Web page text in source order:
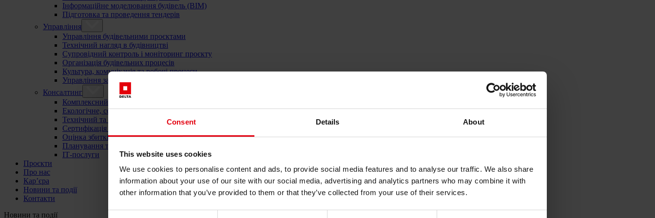
Consent Details About
This website uses cookies
We use cookies to personalise content and ads, to provide social media features and to analyse our traffic. We also share
information about your use of our site with our social media, advertising and analytics partners who may combine it with
other information that you’ve provided to them or that they’ve collected from your use of their services.
Інформаційне моделювання будівель (BIM)
Підготовка та проведення тендерів
Управління
Управління будівельними проєктами
Технічний нагляд в будівництві
Супровідний контроль і моніторинг проєкту
Організація будівельних процесів
Культура, комунікація та робочі процеси
Управління закупівлями та договорами
Консалтинг
Комплексний консалтинг
Екологічне, соціальне та корпоративне управління (ESG) та таксономія ЄС
Технічний та екологічний аудит
Сертифікація «зеленого будівництва»
Оцінка збитків та руйнувань
Планування та контроль витрат по проєкту
ІТ-послуги
Проєкти
Про нас
Кар’єра
Новини та події
Контакти
Новини та події